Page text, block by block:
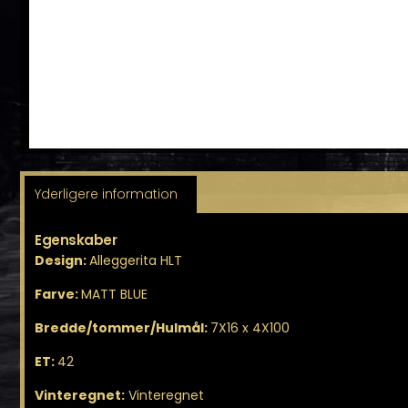
Yderligere information
Egenskaber
Design:Alleggerita HLT
Farve:MATT BLUE
Bredde/tommer/Hulmål: 7X16 x 4X100
ET: 42
Vinteregnet: Vinteregnet